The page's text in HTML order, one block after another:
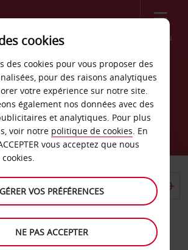
Menu
de voiture
autre agence de retour
DATE DE RETOUR
cookies
des cookies pour vous proposer des
pour des raisons analytiques
votre expérience sur notre site.
également nos données avec des
et analytiques. Pour plus
voir notre politique de cookies. En
vous acceptez que nous
GÉRER VOS PRÉFÉRENCES
NE PAS ACCEPTER